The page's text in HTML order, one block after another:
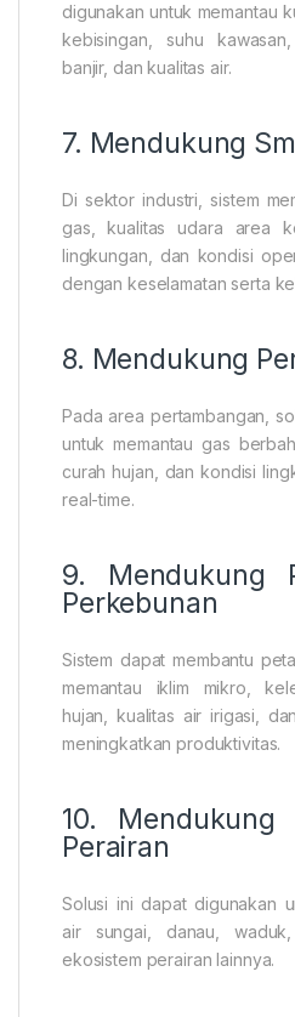
digunakan untuk memantau
kebisingan, suhu
banjir, dan kualitas air.
7. Mendukung
Di sektor industri, sistem
gas, kualitas udara area
lingkungan, dan kondisi
dengan keselamatan serta
8. Mendukung
Pada area pertambangan,
untuk memantau gas
curah hujan, dan kondisi
real-time.
9. Mendukung
Perkebunan
Sistem dapat membantu
memantau iklim mikro,
hujan, kualitas air irigasi,
meningkatkan produktivitas.
10. Mendukung
Perairan
Solusi ini dapat digunakan
air sungai, danau,
ekosistem perairan lainnya.